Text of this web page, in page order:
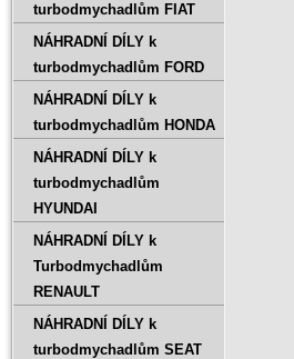
turbodmychadlům FIAT
NÁHRADNÍ DÍLY k
turbodmychadlům FORD
NÁHRADNÍ DÍLY k
turbodmychadlům HONDA
NÁHRADNÍ DÍLY k
turbodmychadlům
HYUNDAI
NÁHRADNÍ DÍLY k
Turbodmychadlům
RENAULT
NÁHRADNÍ DÍLY k
turbodmychadlům SEAT